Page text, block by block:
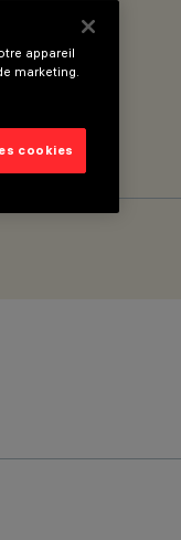
appareil
marketing.
cookies